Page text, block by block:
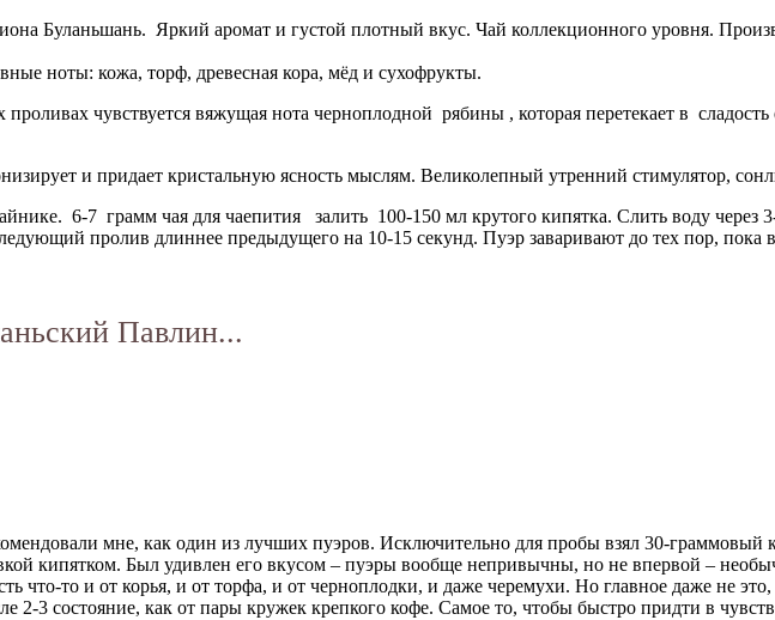
Буланьшань. Яркий аромат и густой плотный вкус. Чай коллекционного уровня.
ноты: кожа, торф, древесная кора, мёд и сухофрукты.
чувствуется вяжущая нота черноплодной рябины , которая перетекает в
и придает кристальную ясность мыслям. Великолепный утренний стимулятор,
6-7 грамм чая для чаепития залить 100-150 мл крутого кипятка. Слить воду через
пролив длиннее предыдущего на 10-15 секунд. Пуэр заваривают до тех пор, пока
Павлин...
мне, как один из лучших пуэров. Исключительно для пробы взял 30-граммовый
кипятком. Был удивлен его вкусом – пуэры вообще непривычны, но не впервой –
что-то и от корья, и от торфа, и от черноплодки, и даже черемухи. Но главное даже не
2-3 состояние, как от пары кружек крепкого кофе. Самое то, чтобы быстро придти в